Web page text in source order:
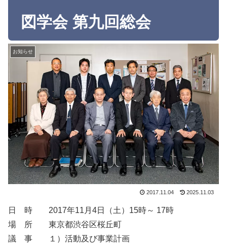
図学会 第九回総会
お知らせ
2017.11.04 2025.11.03
日 時 2017年11月4日（土）15時～ 17時
場 所 東京都渋谷区桜丘町
議 事 １）活動及び事業計画